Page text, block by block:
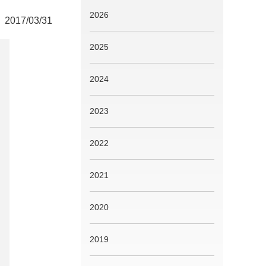
2017/03/31
2026
2025
2024
2023
2022
2021
2020
2019